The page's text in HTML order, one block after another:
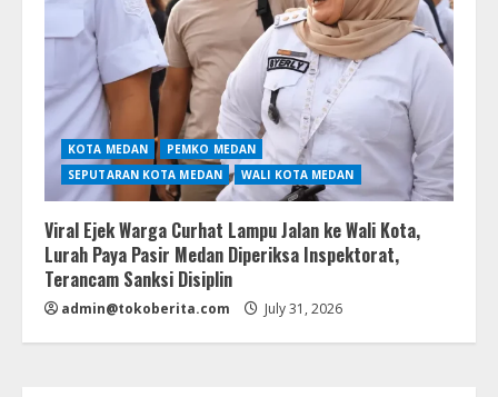
KOTA MEDAN
PEMKO MEDAN
SEPUTARAN KOTA MEDAN
WALI KOTA MEDAN
Viral Ejek Warga Curhat Lampu Jalan ke Wali Kota,
Lurah Paya Pasir Medan Diperiksa Inspektorat,
Terancam Sanksi Disiplin
admin@tokoberita.com July 31, 2026